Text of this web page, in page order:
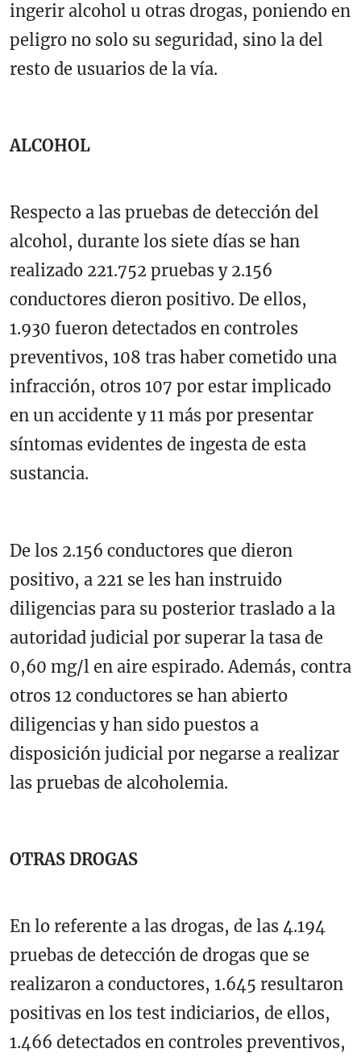
ingerir alcohol u otras drogas, poniendo en
peligro no solo su seguridad, sino la del
resto de usuarios de la vía.
ALCOHOL
Respecto a las pruebas de detección del
alcohol, durante los siete días se han
realizado 221.752 pruebas y 2.156
conductores dieron positivo. De ellos,
1.930 fueron detectados en controles
preventivos, 108 tras haber cometido una
infracción, otros 107 por estar implicado
en un accidente y 11 más por presentar
síntomas evidentes de ingesta de esta
sustancia.
De los 2.156 conductores que dieron
positivo, a 221 se les han instruido
diligencias para su posterior traslado a la
autoridad judicial por superar la tasa de
0,60 mg/l en aire espirado. Además, contra
otros 12 conductores se han abierto
diligencias y han sido puestos a
disposición judicial por negarse a realizar
las pruebas de alcoholemia.
OTRAS DROGAS
En lo referente a las drogas, de las 4.194
pruebas de detección de drogas que se
realizaron a conductores, 1.645 resultaron
positivas en los test indiciarios, de ellos,
1.466 detectados en controles preventivos,